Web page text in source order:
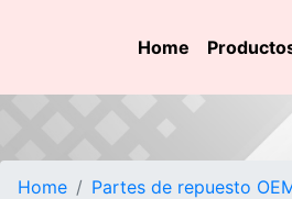
Home
Home Partes de repuesto